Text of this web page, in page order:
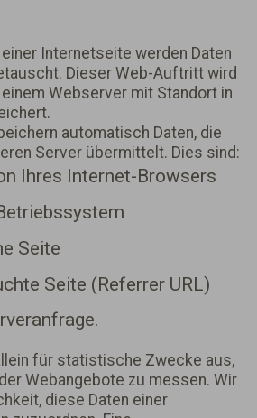
Internetseite werden Daten
Dieser Web-Auftritt wird
Webserver mit Standort in
automatisch Daten, die
Server übermittelt. Dies sind:
Ihres Internet-Browsers
Seite
Seite (Referrer URL)
für statistische Zwecke aus,
Webangebote zu messen. Wir
diese Daten einer